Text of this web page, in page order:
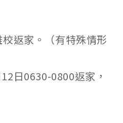
返家。（有特殊情形
日0630-0800返家，